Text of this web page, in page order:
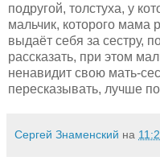
подругой, толстуха, у
мальчик, которого мама
выдаёт себя за сестру,
рассказать, при этом
ненавидит свою мать-
пересказывать, лучше
Сергей Знаменский на